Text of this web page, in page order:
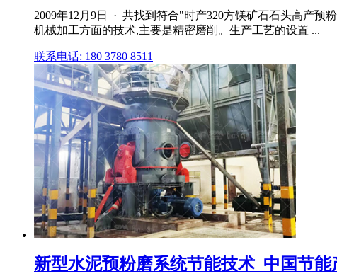
2009年12月9日 · 共找到符合"时产320方镁矿石石头高产预
机械加工方面的技术,主要是精密磨削。生产工艺的设置 ...
联系电话: 180 3780 8511
新型水泥预粉磨系统节能技术_中国节能